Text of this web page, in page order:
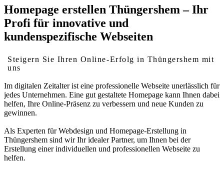
Homepage erstellen Thüngershem – Ihr
Profi für innovative und
kundenspezifische Webseiten
Steigern Sie Ihren Online-Erfolg in Thüngershem mit
uns
Im digitalen Zeitalter ist eine professionelle Webseite unerlässlich für
jedes Unternehmen. Eine gut gestaltete Homepage kann Ihnen dabei
helfen, Ihre Online-Präsenz zu verbessern und neue Kunden zu
gewinnen.
Als Experten für Webdesign und Homepage-Erstellung in
Thüngershem sind wir Ihr idealer Partner, um Ihnen bei der
Erstellung einer individuellen und professionellen Webseite zu
helfen.